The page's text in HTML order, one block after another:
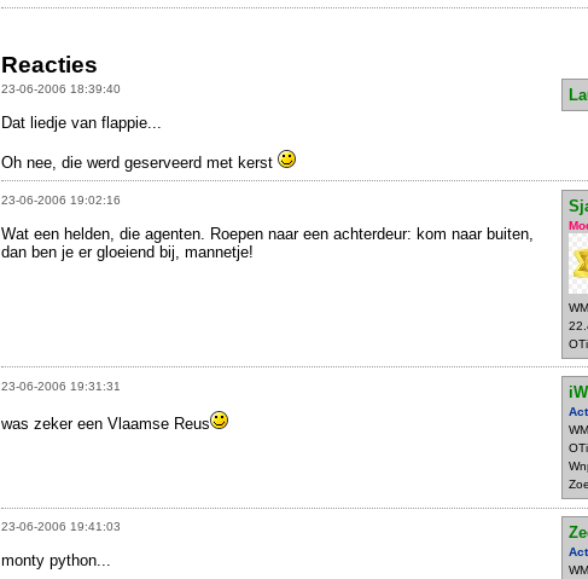
Reacties
23-06-2006 18:39:40
Dat liedje van flappie...
Oh nee, die werd geserveerd met kerst
23-06-2006 19:02:16
Wat een helden, die agenten. Roepen naar een achterdeur: kom naar buiten,
dan ben je er gloeiend bij, mannetje!
23-06-2006 19:31:31
was zeker een Vlaamse Reus
23-06-2006 19:41:03
monty python...